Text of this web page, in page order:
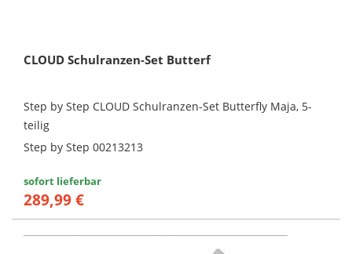
CLOUD Schulranzen-Set Butterf
Step by Step CLOUD Schulranzen-Set Butterfly Maja, 5-
teilig
Step by Step 00213213
sofort lieferbar
289,99 €